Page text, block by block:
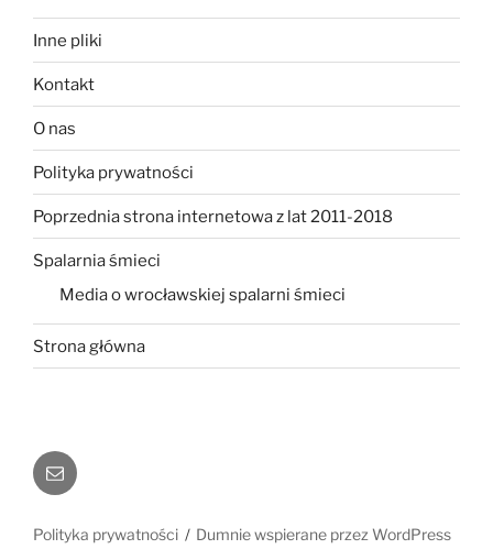
Inne pliki
Kontakt
O nas
Polityka prywatności
Poprzednia strona internetowa z lat 2011-2018
Spalarnia śmieci
Media o wrocławskiej spalarni śmieci
Strona główna
E-
mail
Polityka prywatności Dumnie wspierane przez WordPress